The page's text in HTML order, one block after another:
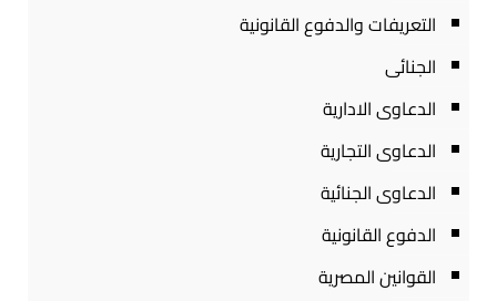
التعريفات والدفوع القانونية
الجنائى
الدعاوى الادارية
الدعاوى التجارية
الدعاوى الجنائية
الدفوع القانونية
القوانين المصرية